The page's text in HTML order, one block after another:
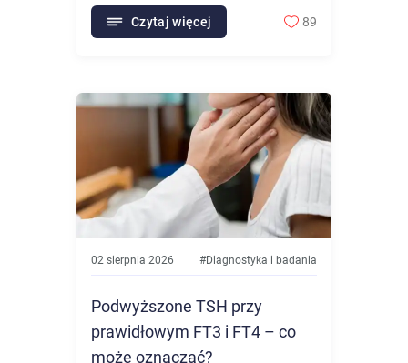
Czytaj więcej 89
02 sierpnia 2026 #Diagnostyka i badania
Podwyższone TSH przy
prawidłowym FT3 i FT4 – co
może oznaczać?